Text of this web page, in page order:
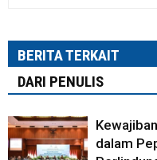
BERITA TERKAIT
DARI PENULIS
dalam